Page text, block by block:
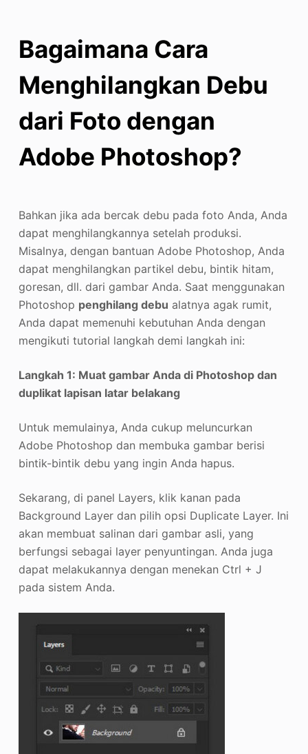
Bagaimana Cara
Menghilangkan Debu
dari Foto dengan
Adobe Photoshop?
Bahkan jika ada bercak debu pada foto Anda, Anda
dapat menghilangkannya setelah produksi.
Misalnya, dengan bantuan Adobe Photoshop, Anda
dapat menghilangkan partikel debu, bintik hitam,
goresan, dll. dari gambar Anda. Saat menggunakan
Photoshop penghilang debu alatnya agak rumit,
Anda dapat memenuhi kebutuhan Anda dengan
mengikuti tutorial langkah demi langkah ini:
Langkah 1: Muat gambar Anda di Photoshop dan
duplikat lapisan latar belakang
Untuk memulainya, Anda cukup meluncurkan
Adobe Photoshop dan membuka gambar berisi
bintik-bintik debu yang ingin Anda hapus.
Sekarang, di panel Layers, klik kanan pada
Background Layer dan pilih opsi Duplicate Layer. Ini
akan membuat salinan dari gambar asli, yang
berfungsi sebagai layer penyuntingan. Anda juga
dapat melakukannya dengan menekan Ctrl + J
pada sistem Anda.